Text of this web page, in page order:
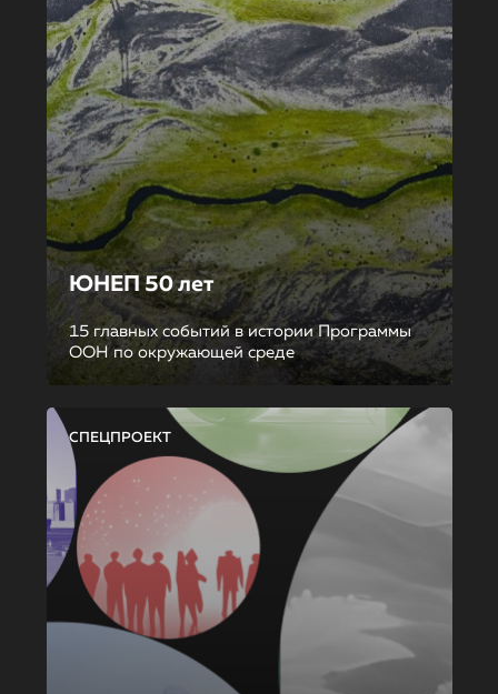
ЮНЕП 50 лет
15 главных событий в истории Программы
ООН по окружающей среде
СПЕЦПРОЕКТ